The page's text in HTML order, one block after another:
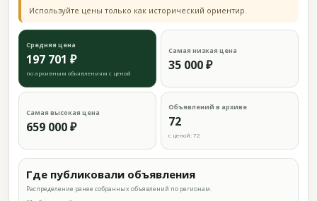
Используйте цены только как исторический ориентир.
Средняя цена
197 701 ₽
по архивным объявлениям с ценой
Самая низкая цена
35 000 ₽
Самая высокая цена
659 000 ₽
Объявлений в архиве
72
с ценой: 72
Где публиковали объявления
Распределение ранее собранных объявлений по регионам.